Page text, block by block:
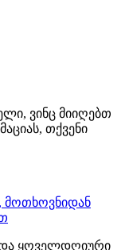
ვინც მიიღებთ
თქვენი
მოთხოვნიდან
და ყოველდღიური